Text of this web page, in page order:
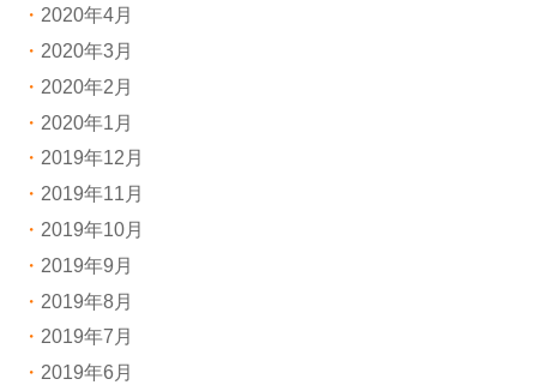
2020年4月
2020年3月
2020年2月
2020年1月
2019年12月
2019年11月
2019年10月
2019年9月
2019年8月
2019年7月
2019年6月